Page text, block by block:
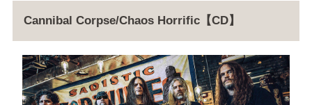
Cannibal Corpse/Chaos Horrific【CD】